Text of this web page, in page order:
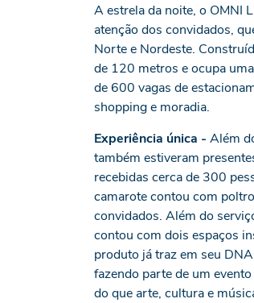
A estrela da noite, o OMNI
atenção dos convidados,
Norte e Nordeste.
de 120 metros e ocupa
de 600 vagas de
shopping e moradia.
Experiência única - Além
também estiveram
recebidas cerca de 300
camarote contou com
convidados. Além do
contou com dois espaços
produto já traz em seu
fazendo parte de um
do que arte, cultura e